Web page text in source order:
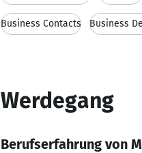
Business Contacts Business
Werdegang
Berufserfahrung von